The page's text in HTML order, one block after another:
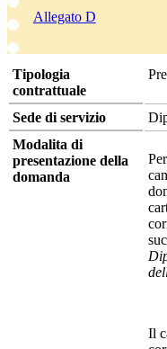
Allegato D
Tipologia
contrattuale
Sede di servizio
Modalita di
presentazione della
domanda
Il